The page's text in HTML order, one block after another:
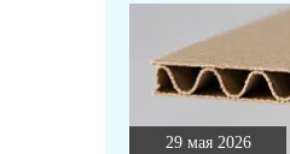
29 мая 2026